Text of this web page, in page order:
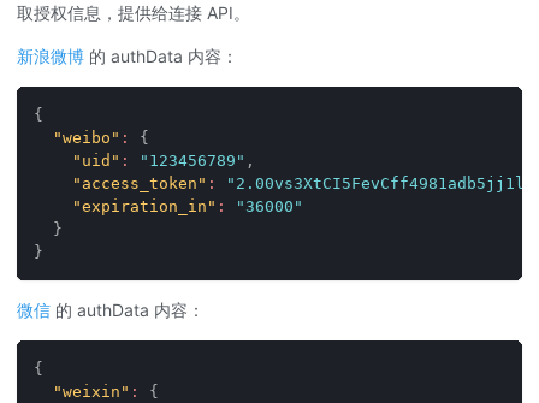
取授权信息，提供给连接 API。
新浪微博 的 authData 内容：
{
"weibo" :
{
"uid" : "123456789" ,
"access_token" :
"expiration_in" :
"36000"
}
}
微信 的 authData 内容：
{
"weixin" :
{